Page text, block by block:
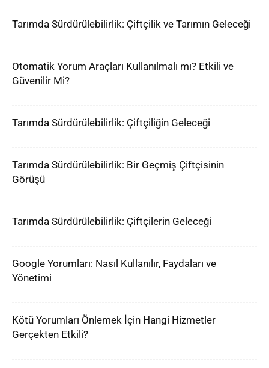
Tarımda Sürdürülebilirlik: Çiftçilik ve Tarımın Geleceği
Otomatik Yorum Araçları Kullanılmalı mı? Etkili ve
Güvenilir Mi?
Tarımda Sürdürülebilirlik: Çiftçiliğin Geleceği
Tarımda Sürdürülebilirlik: Bir Geçmiş Çiftçisinin
Görüşü
Tarımda Sürdürülebilirlik: Çiftçilerin Geleceği
Google Yorumları: Nasıl Kullanılır, Faydaları ve
Yönetimi
Kötü Yorumları Önlemek İçin Hangi Hizmetler
Gerçekten Etkili?